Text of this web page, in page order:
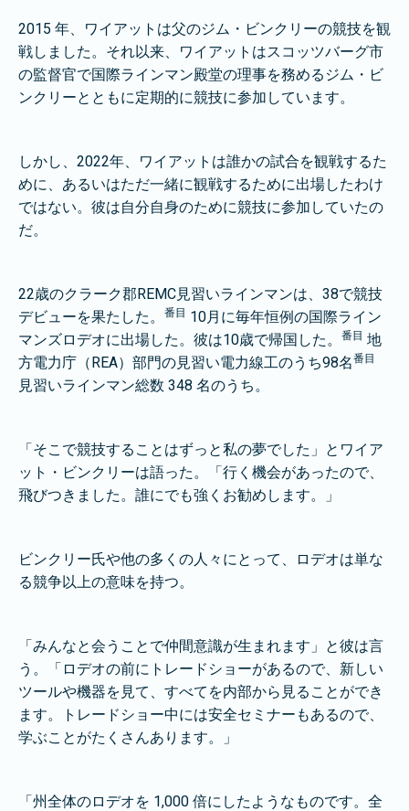
2015 年、ワイアットは父のジム・ビンクリーの競技を観
戦しました。それ以来、ワイアットはスコッツバーグ市
の監督官で国際ラインマン殿堂の理事を務めるジム・ビ
ンクリーとともに定期的に競技に参加しています。
しかし、2022年、ワイアットは誰かの試合を観戦するた
めに、あるいはただ一緒に観戦するために出場したわけ
ではない。彼は自分自身のために競技に参加していたの
だ。
22歳のクラーク郡REMC見習いラインマンは、38で競技
デビューを果たした。
番目 10月に毎年恒例の国際ライン
マンズロデオに出場した。彼は10歳で帰国した。
番目 地
方電力庁（REA）部門の見習い電力線工のうち98名番目
見習いラインマン総数 348 名のうち。
「そこで競技することはずっと私の夢でした」とワイア
ット・ビンクリーは語った。「行く機会があったので、
飛びつきました。誰にでも強くお勧めします。」
ビンクリー氏や他の多くの人々にとって、ロデオは単な
る競争以上の意味を持つ。
「みんなと会うことで仲間意識が生まれます」と彼は言
う。「ロデオの前にトレードショーがあるので、新しい
ツールや機器を見て、すべてを内部から見ることができ
ます。トレードショー中には安全セミナーもあるので、
学ぶことがたくさんあります。」
「州全体のロデオを 1,000 倍にしたようなものです。全